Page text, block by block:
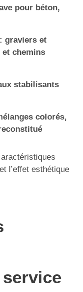
pour béton,
graviers et
chemins
stabilisants
colorés,
l’effet esthétique